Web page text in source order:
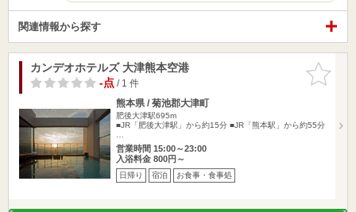
関連情報から探す
お気に入
りに追加
カンデオホテルズ 大津熊本空港
-点/ 1 件
熊本県 / 菊池郡大津町
肥後大津駅695m
■JR「肥後大津駅」から約15分 ■JR「熊本駅」から約55分
営業時間 15:00～23:00
入浴料金 800円～
日帰り 宿泊 お食事・食事処